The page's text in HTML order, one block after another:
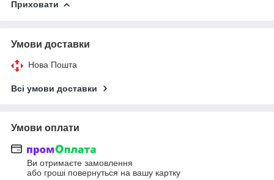
Приховати
Умови доставки
Нова Пошта
Всі умови доставки
Умови оплати
Ви отримаєте замовлення
або гроші повернуться на вашу картку